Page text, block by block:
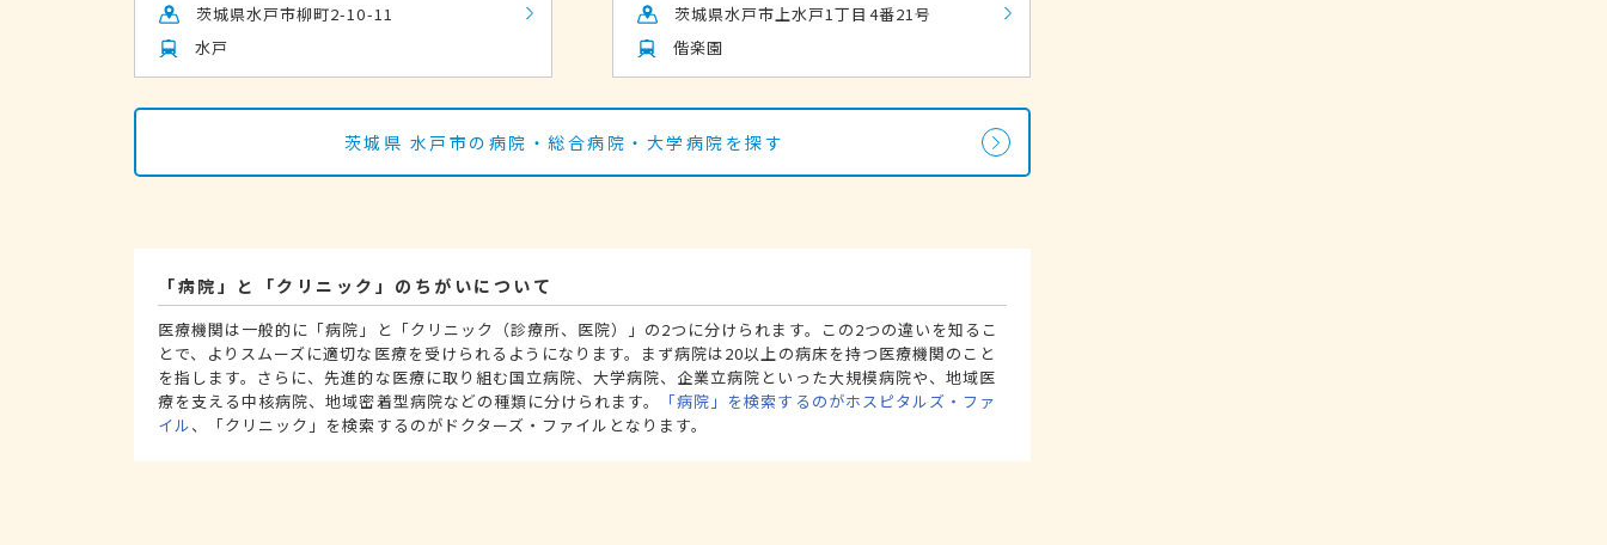
茨城県水戸市柳町2-10-11
水戸
茨城県水戸市上水戸1丁目4番21号
偕楽園
茨城県 水戸市の病院・総合病院・大学病院を探す
「病院」と「クリニック」のちがいについて
医療機関は一般的に「病院」と「クリニック（診療所、医院）」の2つに分けられます。この2つの違いを知るこ
とで、よりスムーズに適切な医療を受けられるようになります。まず病院は20以上の病床を持つ医療機関のこと
を指します。さらに、先進的な医療に取り組む国立病院、大学病院、企業立病院といった大規模病院や、地域医
療を支える中核病院、地域密着型病院などの種類に分けられます。
「病院」を検索するのがホスピタルズ・ファ
イル、「クリニック」を検索するのがドクターズ・ファイルとなります。